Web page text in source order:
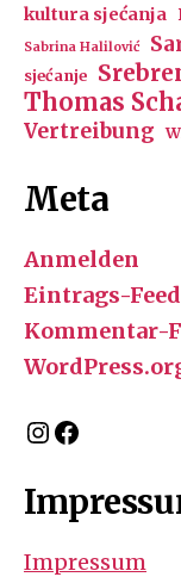
kultura sjećanja
Sabrina Halilović
sjećanje
Thomas
Vertreibung
Meta
Anmelden
Eintrags-Feed
Kommentar-
Instagram
Facebook
Impressum